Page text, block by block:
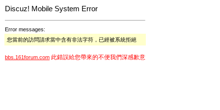
Discuz! Mobile System Error
Error messages:
您當前的訪問請求當中含有非法字符，已經被系統拒絕
bbs.161forum.com 此錯誤給您帶來的不便我們深感歉意